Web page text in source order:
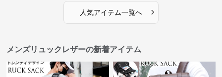
人気アイテム一覧へ ›
メンズリュックレザーの新着アイテム